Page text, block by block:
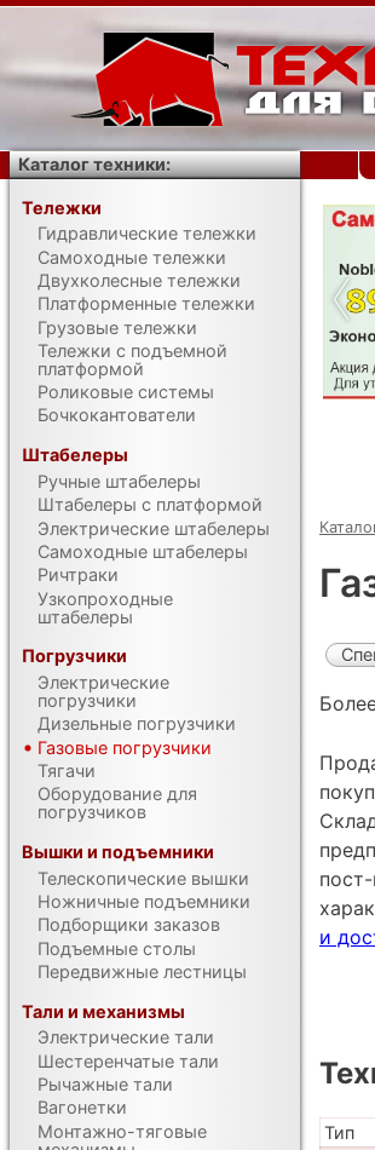
‹
и
Тип
Каталог техники:
Тележки
Гидравлические тележки
Самоходные тележки
Двухколесные тележки
Платформенные тележки
Грузовые тележки
Тележки с подъемной
платформой
Роликовые системы
Бочкокантователи
Штабелеры
Ручные штабелеры
Штабелеры с платформой
Электрические штабелеры
Самоходные штабелеры
Ричтраки
Узкопроходные
штабелеры
Погрузчики
Электрические
погрузчики
Дизельные погрузчики
Газовые погрузчики
Тягачи
Оборудование для
погрузчиков
Вышки и подъемники
Телескопические вышки
Ножничные подъемники
Подборщики заказов
Подъемные столы
Передвижные лестницы
Тали и механизмы
Электрические тали
Шестеренчатые тали
Рычажные тали
Вагонетки
Монтажно-тяговые